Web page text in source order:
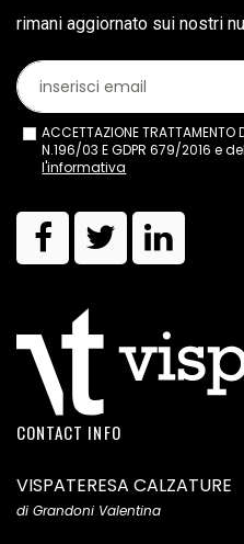
rimani aggiornato sui nostri
ACCETTAZIONE TRATTAMENTO
N.196/03 E GDPR 679/2016
l'informativa
CONTACT INFO
VISPATERESA CALZATURE
di Grandoni Valentina